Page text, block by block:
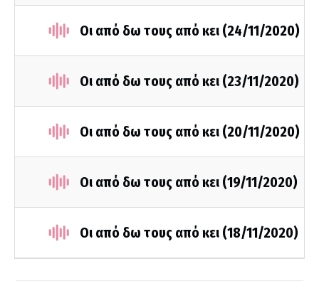
Οι από δω τους από κει (24/11/2020)
Οι από δω τους από κει (23/11/2020)
Οι από δω τους από κει (20/11/2020)
Οι από δω τους από κει (19/11/2020)
Οι από δω τους από κει (18/11/2020)